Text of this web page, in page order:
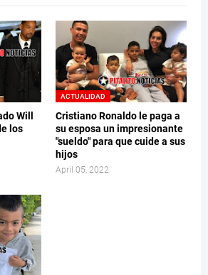
Will
los
ACTUALIDAD
Cristiano Ronaldo le paga a
su esposa un impresionante
"sueldo" para que cuide a sus
hijos
April 05, 2022